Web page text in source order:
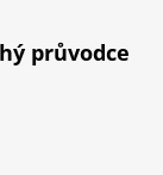
průvodce